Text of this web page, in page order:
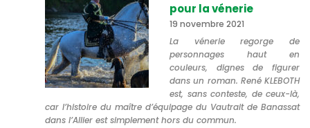
pour la vénerie
19 novembre 2021
La vénerie regorge de
personnages haut en
couleurs, dignes de figurer
dans un roman. René KLEBOTH
est, sans conteste, de ceux-là,
car l’histoire du maître d’équipage du Vautrait de Banassat
dans l’Allier est simplement hors du commun.